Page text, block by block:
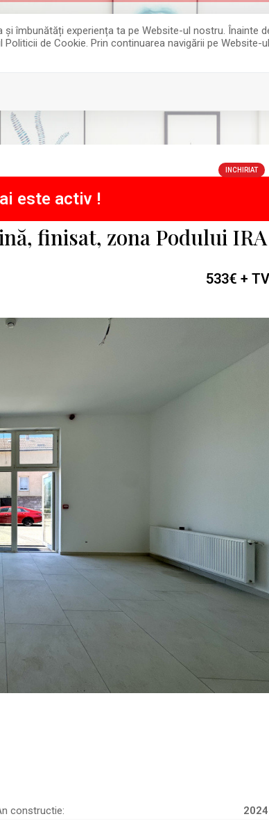
îmbunătăți experiența ta pe Website-ul nostru. Înainte
de Cookie. Prin continuarea navigării pe
este activ !
finisat, zona Podului IRA
533€ +
INCHIRIAT
constructie:
2024